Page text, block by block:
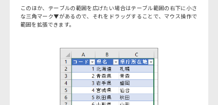
このほか、テーブルの範囲を広げたい場合はテーブル範囲の右下に小さ
な三角マーク▼があるので、それをドラッグすることで、マウス操作で
範囲を拡張できます。